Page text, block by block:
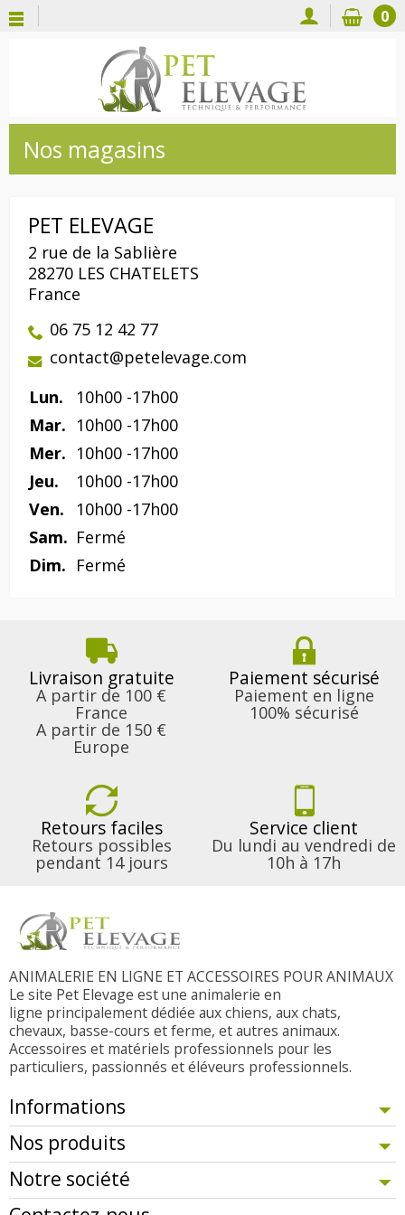
0
Nos magasins
PET ELEVAGE
2 rue de la Sablière
28270 LES CHATELETS
France
06 75 12 42 77
contact@petelevage.com
Lun.
10h00 -17h00
Mar. 10h00 -17h00
Mer. 10h00 -17h00
Jeu.
10h00 -17h00
Ven.
10h00 -17h00
Sam. Fermé
Dim. Fermé
Livraison gratuite
A partir de 100 €
France
A partir de 150 €
Europe
Paiement sécurisé
Paiement en ligne
100% sécurisé
Retours faciles
Retours possibles
pendant 14 jours
Service client
Du lundi au vendredi de
10h à 17h
ANIMALERIE EN LIGNE ET ACCESSOIRES POUR ANIMAUX
Le site Pet Elevage est une animalerie en
ligne principalement dédiée aux chiens, aux chats,
chevaux, basse-cours et ferme, et autres animaux.
Accessoires et matériels professionnels pour les
particuliers, passionnés et éléveurs professionnels.
Informations
Nos produits
Notre société